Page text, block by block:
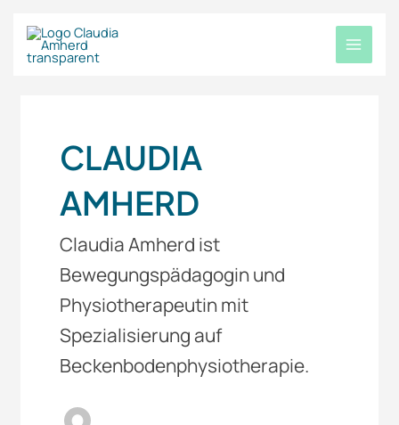
Inhalt
springen
MAIN
MENU
CLAUDIA
AMHERD
Claudia Amherd ist
Bewegungspädagogin und
Physiotherapeutin mit
Spezialisierung auf
Beckenbodenphysiotherapie.